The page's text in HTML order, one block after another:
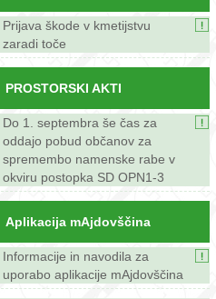
Prijava škode v kmetijstvu
zaradi toče
PROSTORSKI AKTI
Do 1. septembra še čas za
oddajo pobud občanov za
spremembo namenske rabe v
okviru postopka SD OPN1-3
Aplikacija mAjdovščina
Informacije in navodila za
uporabo aplikacije mAjdovščina